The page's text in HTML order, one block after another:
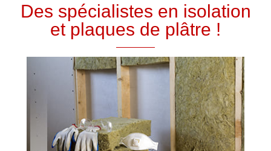
Des spécialistes en isolation
et plaques de plâtre !